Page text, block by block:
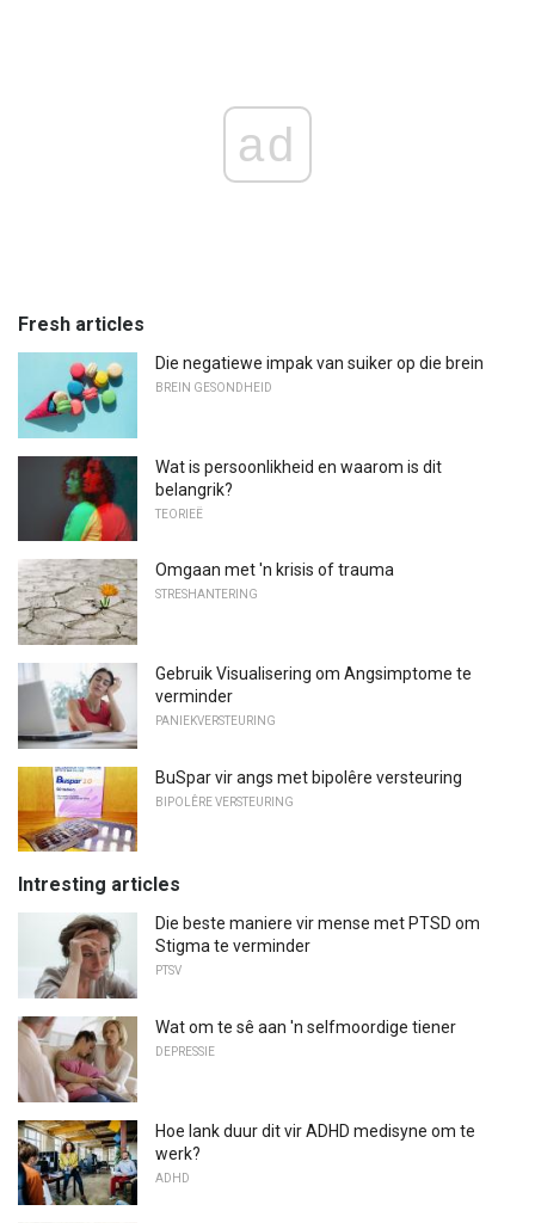
ad
Fresh articles
Die negatiewe impak van suiker op die brein
BREIN GESONDHEID
Wat is persoonlikheid en waarom is dit
belangrik?
TEORIEË
Omgaan met 'n krisis of trauma
STRESHANTERING
Gebruik Visualisering om Angsimptome te
verminder
PANIEKVERSTEURING
BuSpar vir angs met bipolêre versteuring
BIPOLÊRE VERSTEURING
Intresting articles
Die beste maniere vir mense met PTSD om
Stigma te verminder
PTSV
Wat om te sê aan 'n selfmoordige tiener
DEPRESSIE
Hoe lank duur dit vir ADHD medisyne om te
werk?
ADHD